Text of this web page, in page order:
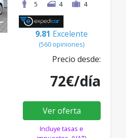
5
4 4
9.81 Excelente
(560 opiniones)
Precio desde:
72€/día
Ver oferta
Incluye tasas e